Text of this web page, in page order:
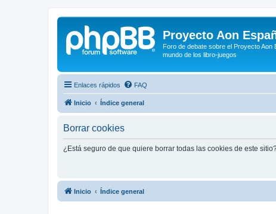
Proyecto Aon
Foro de debate sobre el Proyecto Aon
mundo de los libro-juegos
Enlaces rápidos FAQ
Inicio Índice general
Borrar cookies
¿Está seguro de que quiere borrar todas las cookies de este
Inicio Índice general